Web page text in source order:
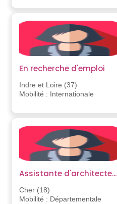
En recherche d'emploi
Indre et Loire (37)
Mobilité : Internationale
Assistante d'architecte...
Cher (18)
Mobilité : Départementale